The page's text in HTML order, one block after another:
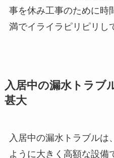
事を休み工事のために時
満でイライラピリピリし
入居中の漏水トラブ
甚大
入居中の漏水トラブルは
ように大きく高額な設備